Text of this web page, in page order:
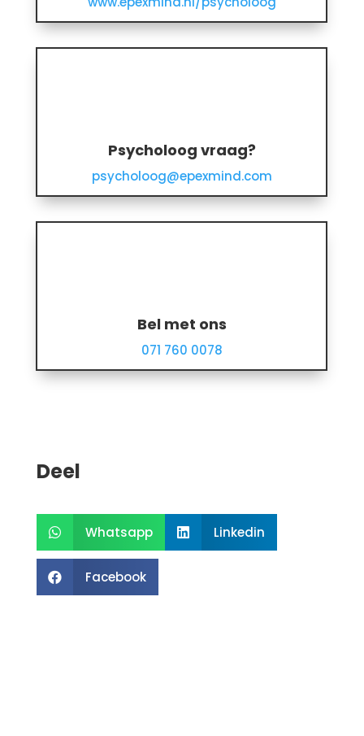
Psycholoog vraag?
psycholoog@epexmind.com
Bel met ons
071 760 0078
Deel
 Whatsapp  Linkedin
 Facebook